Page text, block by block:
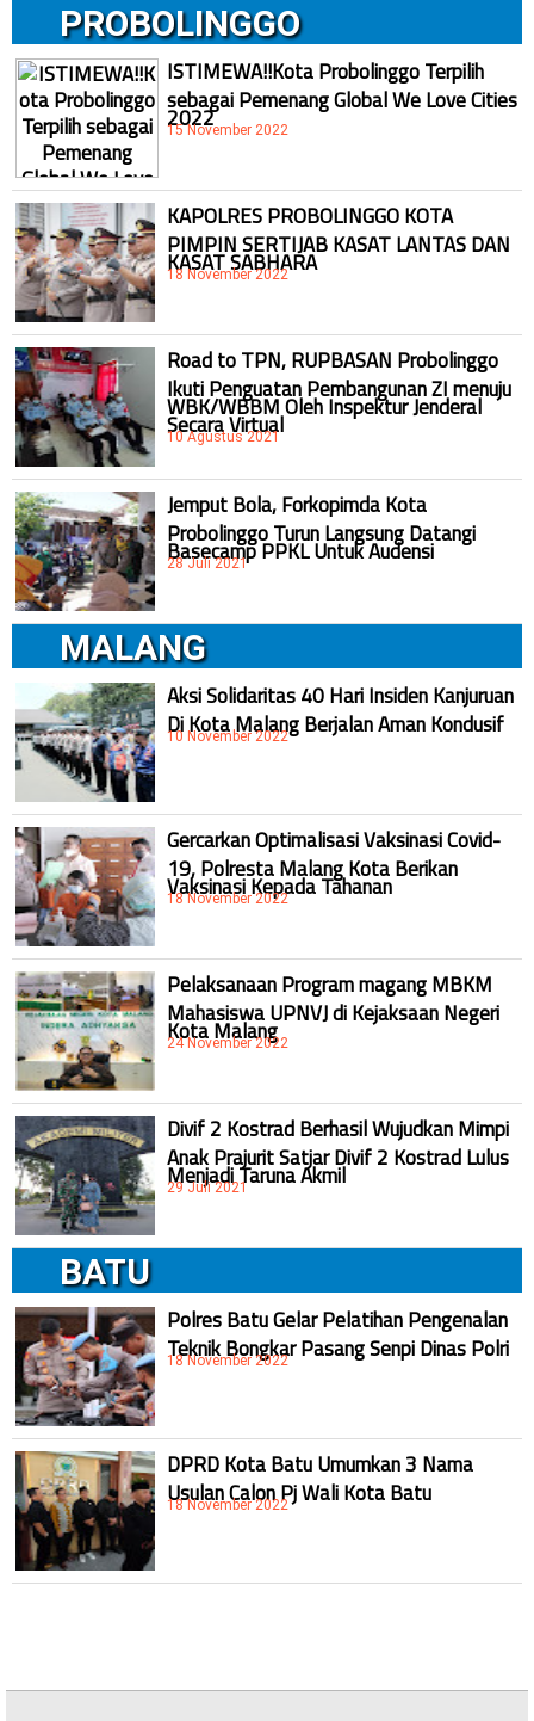
PROBOLINGGO
ISTIMEWA!!Kota Probolinggo Terpilih
sebagai Pemenang Global We Love Cities
2022
15 November 2022
KAPOLRES PROBOLINGGO KOTA
PIMPIN SERTIJAB KASAT LANTAS DAN
KASAT SABHARA
18 November 2022
Road to TPN, RUPBASAN Probolinggo
Ikuti Penguatan Pembangunan ZI menuju
WBK/WBBM Oleh Inspektur Jenderal
Secara Virtual
10 Agustus 2021
Jemput Bola, Forkopimda Kota
Probolinggo Turun Langsung Datangi
Basecamp PPKL Untuk Audensi
28 Juli 2021
MALANG
Aksi Solidaritas 40 Hari Insiden Kanjuruan
Di Kota Malang Berjalan Aman Kondusif
10 November 2022
Gercarkan Optimalisasi Vaksinasi Covid-
19, Polresta Malang Kota Berikan
Vaksinasi Kepada Tahanan
18 November 2022
Pelaksanaan Program magang MBKM
Mahasiswa UPNVJ di Kejaksaan Negeri
Kota Malang
24 November 2022
Divif 2 Kostrad Berhasil Wujudkan Mimpi
Anak Prajurit Satjar Divif 2 Kostrad Lulus
Menjadi Taruna Akmil
29 Juli 2021
BATU
Polres Batu Gelar Pelatihan Pengenalan
Teknik Bongkar Pasang Senpi Dinas Polri
18 November 2022
DPRD Kota Batu Umumkan 3 Nama
Usulan Calon Pj Wali Kota Batu
18 November 2022